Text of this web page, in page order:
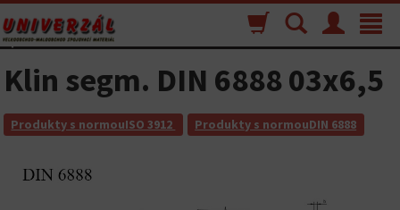
Toggle
Menu
Vyhľadávanie
Nákupný
košík
Klin segm. DIN 6888 03x6,5
Produkty s normouISO 3912 Produkty s normouDIN 6888